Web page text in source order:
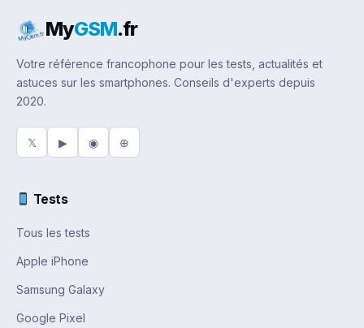
MyGSM.fr
Votre référence francophone pour les tests, actualités et
astuces sur les smartphones. Conseils d'experts depuis
2020.
𝕏 ▶ ◉ ⊕
Tests
Tous les tests
Apple iPhone
Samsung Galaxy
Google Pixel